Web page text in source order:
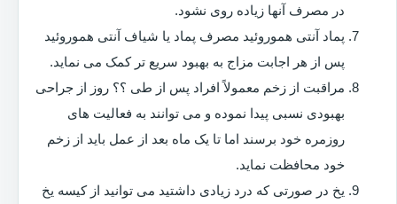
در مصرف آنها زیاده روی نشود.
پماد آنتی هموروئید مصرف پماد یا شیاف آنتی هموروئید
پس از هر اجابت مزاج به بهبود سریع تر کمک می نماید.
مراقبت از زخم معمولاً افراد پس از طی ؟؟ روز از جراحی
بهبودی نسبی پیدا نموده و می توانند به فعالیت های
روزمره خود برسند اما تا یک ماه بعد از عمل باید از زخم
خود محافظت نماید.
یخ در صورتی که درد زیادی داشتید می توانید از کیسه یخ